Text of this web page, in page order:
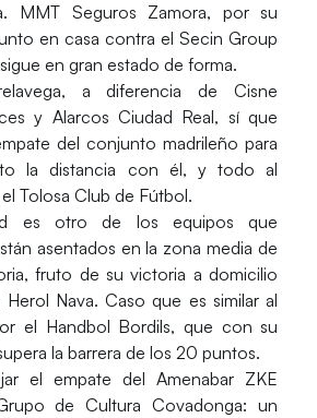
MMT Seguros Zamora, por su
en casa contra el Secin Group
en gran estado de forma.
a diferencia de Cisne
y Alarcos Ciudad Real, sí que
del conjunto madrileño para
la distancia con él, y todo al
Tolosa Club de Fútbol.
es otro de los equipos que
asentados en la zona media de
fruto de su victoria a domicilio
Nava. Caso que es similar al
el Handbol Bordils, que con su
la barrera de los 20 puntos.
el empate del Amenabar ZKE
de Cultura Covadonga: un